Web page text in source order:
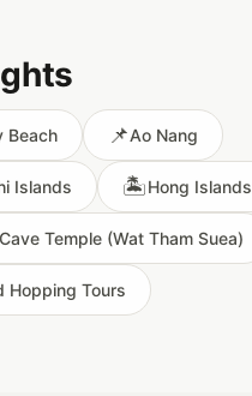
Beach 📌Ao Nang
Islands 🏝️Hong Islands
Temple (Wat Tham Suea)
Hopping Tours